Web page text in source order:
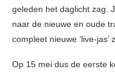
geleden het daglicht zag.
naar de nieuwe en oude
compleet nieuwe ‘live-jas’
Op 15 mei dus de eerste